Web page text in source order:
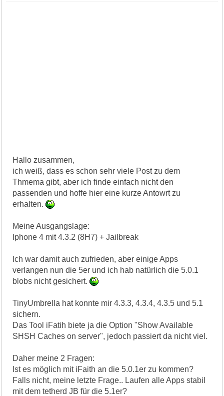
Hallo zusammen,
ich weiß, dass es schon sehr viele Post zu dem
Thmema gibt, aber ich finde einfach nicht den
passenden und hoffe hier eine kurze Antowrt zu
erhalten.
Meine Ausgangslage:
Iphone 4 mit 4.3.2 (8H7) + Jailbreak
Ich war damit auch zufrieden, aber einige Apps
verlangen nun die 5er und ich hab natürlich die 5.0.1
blobs nicht gesichert.
TinyUmbrella hat konnte mir 4.3.3, 4.3.4, 4.3.5 und 5.1
sichern.
Das Tool iFatih biete ja die Option "Show Available
SHSH Caches on server", jedoch passiert da nicht viel.
Daher meine 2 Fragen:
Ist es möglich mit iFaith an die 5.0.1er zu kommen?
Falls nicht, meine letzte Frage.. Laufen alle Apps stabil
mit dem tetherd JB für die 5.1er?